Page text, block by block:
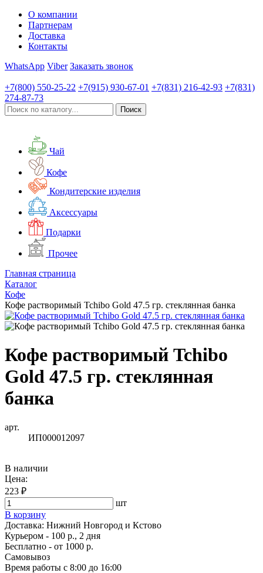
О компании
Партнерам
Доставка
Контакты
WhatsApp Viber Заказать звонок
+7(800) 550-25-22 +7(915) 930-67-01 +7(831) 216-42-93 +7(831)
274-87-73
Чай
Кофе
Кондитерские изделия
Аксессуары
Подарки
Прочее
Главная страница
Каталог
Кофе
Кофе растворимый Tchibo Gold 47.5 гр. стеклянная банка
Кофе растворимый Tchibo
Gold 47.5 гр. стеклянная
банка
арт.
ИП000012097
В наличии
Цена:
223 ₽
шт
В корзину
Доставка: Нижний Новгород и Кстово
Курьером - 100 р., 2 дня
Бесплатно - от 1000 р.
Самовывоз
Время работы с 8:00 до 16:00